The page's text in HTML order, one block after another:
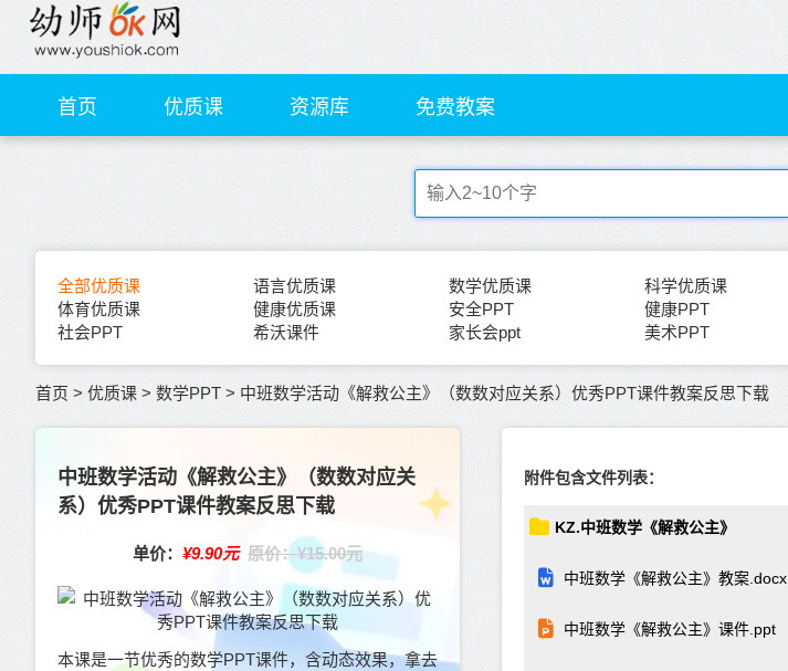
首页 优质课 资源库 免费教案
全部优质课 语言优质课 数学优质课 科学优质课
体育优质课
健康优质课 安全PPT 健康PPT
社会PPT
希沃课件 家长会ppt 美术PPT
首页 >优质课 > 数学PPT >中班数学活动《解救公主》（数数对应关系）优秀PPT课件教案反思下载
中班数学活动《解救公主》（数数对应关
系）优秀PPT课件教案反思下载
单价： ¥9.90元 原价：¥15.00元
本课是一节优秀的数学PPT课件，含动态效果，拿去
附件包含文件列表：
KZ.中班数学《解救公主》
中班数学《解救公主》教案.docx
中班数学《解救公主》课件.ppt